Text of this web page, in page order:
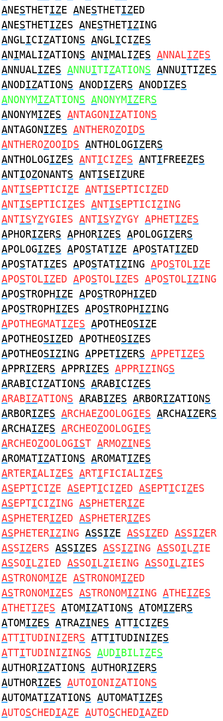
ANESTHETIZE ANESTHETIZED
ANESTHETIZES ANESTHETIZING
ANGLICIZATIONS ANGLICIZES
ANIMALIZATIONS ANIMALIZES ANNALIZES
ANNUALIZES ANNUITIZATIONS ANNUITIZES
ANODIZATIONS ANODIZERS ANODIZES
ANONYMIZATIONS ANONYMIZERS
ANONYMIZES ANTAGONIZATIONS
ANTAGONIZES ANTHEROZOIDS
ANTHEROZOOIDS ANTHOLOGIZERS
ANTHOLOGIZES ANTICIZES ANTIFREEZES
ANTIOZONANTS ANTISEIZURE
ANTISEPTICIZE ANTISEPTICIZED
ANTISEPTICIZES ANTISEPTICIZING
ANTISYZYGIES ANTISYZYGY APHETIZES
APHORIZERS APHORIZES APOLOGIZERS
APOLOGIZES APOSTATIZE APOSTATIZED
APOSTATIZES APOSTATIZING APOSTOLIZE
APOSTOLIZED APOSTOLIZES APOSTOLIZING
APOSTROPHIZE APOSTROPHIZED
APOSTROPHIZES APOSTROPHIZING
APOTHEGMATIZES APOTHEOSIZE
APOTHEOSIZED APOTHEOSIZES
APOTHEOSIZING APPETIZERS APPETIZES
APPRIZERS APPRIZES APPRIZINGS
ARABICIZATIONS ARABICIZES
ARABIZATIONS ARABIZES ARBORIZATIONS
ARBORIZES ARCHAEZOOLOGIES ARCHAIZERS
ARCHAIZES ARCHEOZOOLOGIES
ARCHEOZOOLOGIST ARMOZINES
AROMATIZATIONS AROMATIZES
ARTERIALIZES ARTIFICIALIZES
ASEPTICIZE ASEPTICIZED ASEPTICIZES
ASEPTICIZING ASPHETERIZE
ASPHETERIZED ASPHETERIZES
ASPHETERIZING ASSIZE ASSIZED ASSIZER
ASSIZERS ASSIZES ASSIZING ASSOILZIE
ASSOILZIED ASSOILZIEING ASSOILZIES
ASTRONOMIZE ASTRONOMIZED
ASTRONOMIZES ASTRONOMIZING ATHEIZES
ATHETIZES ATOMIZATIONS ATOMIZERS
ATOMIZES ATRAZINES ATTICIZES
ATTITUDINIZERS ATTITUDINIZES
ATTITUDINIZINGS AUDIBILIZES
AUTHORIZATIONS AUTHORIZERS
AUTHORIZES AUTOIONIZATIONS
AUTOMATIZATIONS AUTOMATIZES
AUTOSCHEDIAZE AUTOSCHEDIAZED